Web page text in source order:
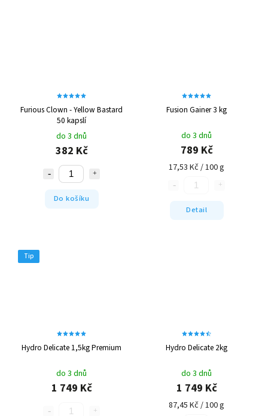
Furious Clown - Yellow Bastard
50 kapslí
do 3 dnů
382 Kč
Do košíku
Fusion Gainer 3 kg
do 3 dnů
789 Kč
17,53 Kč / 100 g
Detail
Tip
Hydro Delicate 1,5kg Premium
do 3 dnů
1 749 Kč
Hydro Delicate 2kg
do 3 dnů
1 749 Kč
87,45 Kč / 100 g